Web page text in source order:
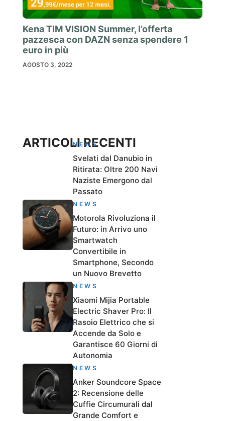
Kena TIM VISION Summer, l’offerta
pazzesca con DAZN senza spendere 1
euro in più
AGOSTO 3, 2022
ARTICOLI RECENTI
NEWS
Svelati dal Danubio in
Ritirata: Oltre 200 Navi
Naziste Emergono dal
Passato
NEWS
Motorola Rivoluziona il
Futuro: in Arrivo uno
Smartwatch
Convertibile in
Smartphone, Secondo
un Nuovo Brevetto
NEWS
Xiaomi Mijia Portable
Electric Shaver Pro: Il
Rasoio Elettrico che si
Accende da Solo e
Garantisce 60 Giorni di
Autonomia
NEWS
Anker Soundcore Space
2: Recensione delle
Cuffie Circumurali dal
Grande Comfort e